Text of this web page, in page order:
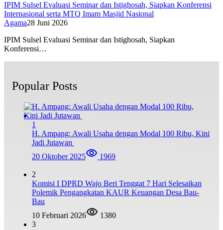
IPIM Sulsel Evaluasi Seminar dan Istighosah, Siapkan Konferensi
Internasional serta MTQ Imam Masjid Nasional
Agama28 Juni 2026
IPIM Sulsel Evaluasi Seminar dan Istighosah, Siapkan
Konferensi…
Popular Posts
1
H. Ampang: Awali Usaha dengan Modal 100 Ribu, Kini
Jadi Jutawan
20 Oktober 2025
1969
2
Komisi I DPRD Wajo Beri Tenggat 7 Hari Selesaikan
Polemik Pengangkatan KAUR Keuangan Desa Bau-
Bau
10 Februari 2026
1380
3